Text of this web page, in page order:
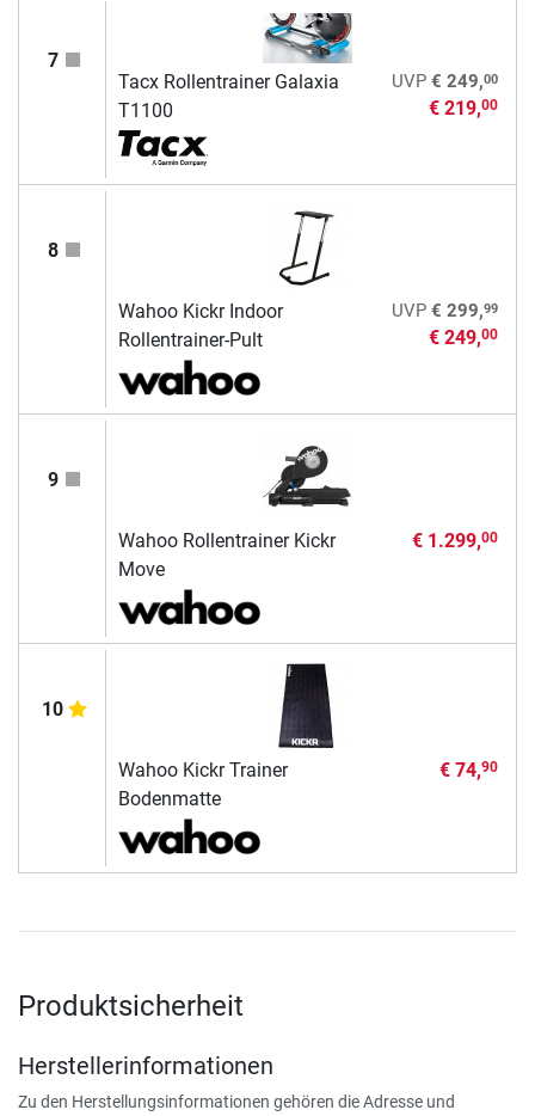
7
Tacx Rollentrainer Galaxia
T1100
UVP € 249,00
€ 219,00
8
Wahoo Kickr Indoor
Rollentrainer-Pult
UVP € 299,99
€ 249,00
9
Wahoo Rollentrainer Kickr
Move
€ 1.299,00
10
Wahoo Kickr Trainer
Bodenmatte
€ 74,90
Produktsicherheit
Herstellerinformationen
Zu den Herstellungsinformationen gehören die Adresse und